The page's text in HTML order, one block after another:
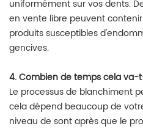
uniformément sur vos dents.
en vente libre peuvent
produits susceptibles
gencives.
4. Combien de temps cela va-
Le processus de blanchiment
cela dépend beaucoup de
niveau de sont après que le